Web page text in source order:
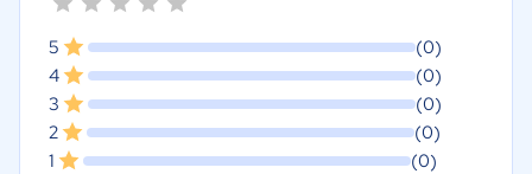
5
(0)
4
(0)
3
(0)
2
(0)
1
(0)